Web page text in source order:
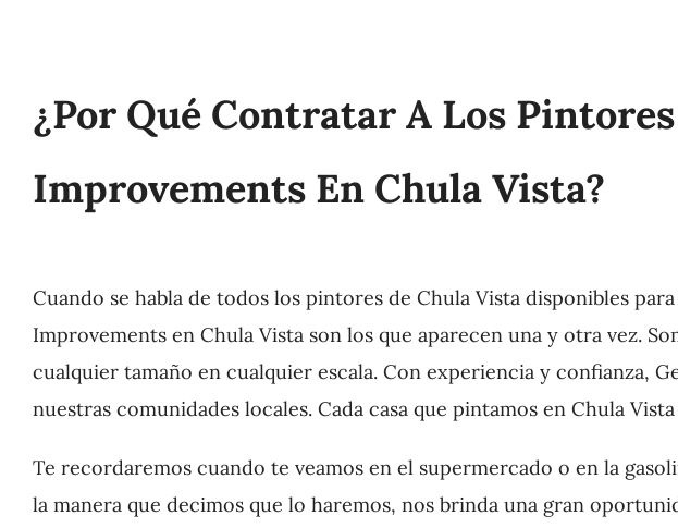
¿Por Qué Contratar A Los
Improvements En Chula Vista?
Cuando se habla de todos los pintores de Chula Vista disponibles
Improvements en Chula Vista son los que aparecen una y otra vez.
cualquier tamaño en cualquier escala. Con experiencia y confianza,
nuestras comunidades locales. Cada casa que pintamos en Chula
Te recordaremos cuando te veamos en el supermercado o en la
la manera que decimos que lo haremos, nos brinda una gran